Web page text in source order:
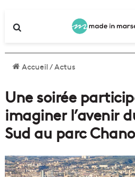
Accueil/Actus
Une soirée
imaginer l’avenir
Sud au parc